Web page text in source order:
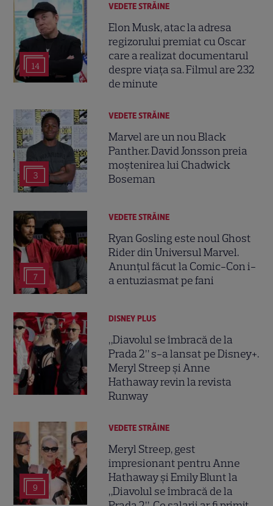
14
VEDETE STRĂINE
Elon Musk, atac la adresa
regizorului premiat cu Oscar
care a realizat documentarul
despre viața sa. Filmul are 232
de minute
3
VEDETE STRĂINE
Marvel are un nou Black
Panther. David Jonsson preia
moștenirea lui Chadwick
Boseman
7
VEDETE STRĂINE
Ryan Gosling este noul Ghost
Rider din Universul Marvel.
Anunțul făcut la Comic-Con i-
a entuziasmat pe fani
DISNEY PLUS
„Diavolul se îmbracă de la
Prada 2” s-a lansat pe Disney+.
Meryl Streep și Anne
Hathaway revin la revista
Runway
9
VEDETE STRĂINE
Meryl Streep, gest
impresionant pentru Anne
Hathaway și Emily Blunt la
„Diavolul se îmbracă de la